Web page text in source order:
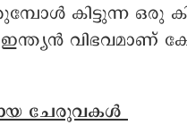
കിട്ടുന്ന ഒരു
വിഭവമാണ്
ചേരുവകൾ